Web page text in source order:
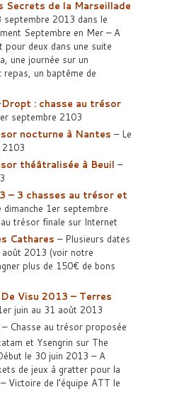
Secrets de la Marseillade
septembre 2013 dans le
Septembre en Mer – A
pour deux dans une suite
une journée sur un
repas, un baptême de
: chasse au trésor
septembre 2103
nocturne à Nantes – Le
2103
théâtralisée à Beuil –
– 3 chasses au trésor et
dimanche 1er septembre
trésor finale sur Internet
Cathares – Plusieurs dates
2013 (voir notre
plus de 150€ de bons
Visu 2013 – Terres
juin au 31 août 2013
– Chasse au trésor proposée
et Ysengrin sur The
le 30 juin 2013 – A
de jeux à gratter pour la
Victoire de l’équipe ATT le